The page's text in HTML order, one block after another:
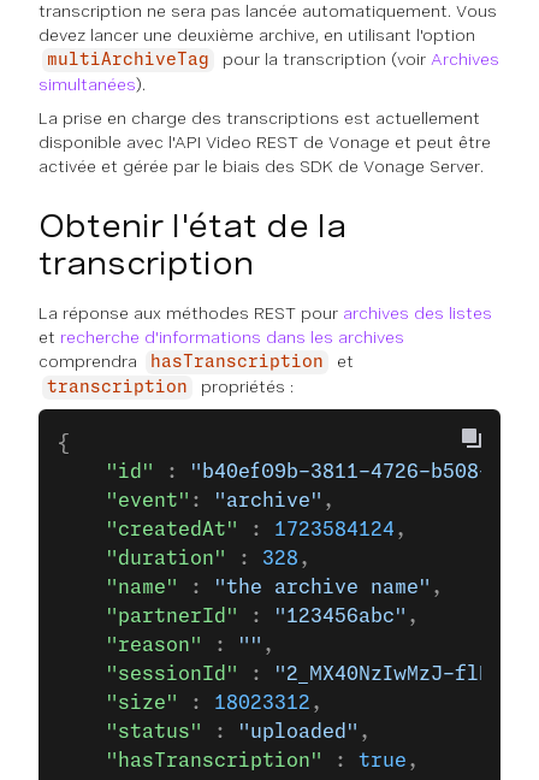
transcription ne sera pas lancée automatiquement. Vous
devez lancer une deuxième archive, en utilisant l'option
multiArchiveTag pour la transcription (voir Archives
simultanées).
La prise en charge des transcriptions est actuellement
disponible avec l'API Video REST de Vonage et peut être
activée et gérée par le biais des SDK de Vonage Server.
Obtenir l'état de la
transcription
La réponse aux méthodes REST pour archives des listes
et recherche d'informations dans les archives
comprendra
hasTranscription et
transcription propriétés :
{
    "id"
:
"b40ef09b-3811-4726-b508-
    "event"
: "archive" ,
    "createdAt"
: 1723584124 ,
    "duration"
: 328 ,
    "name"
: "the archive name" ,
    "partnerId"
: "123456abc" ,
    "reason"
: "" ,
    "sessionId"
:
"2_MX40NzIwMzJ-
    "size"
: 18023312 ,
    "status"
: "uploaded" ,
    "hasTranscription"
: true ,